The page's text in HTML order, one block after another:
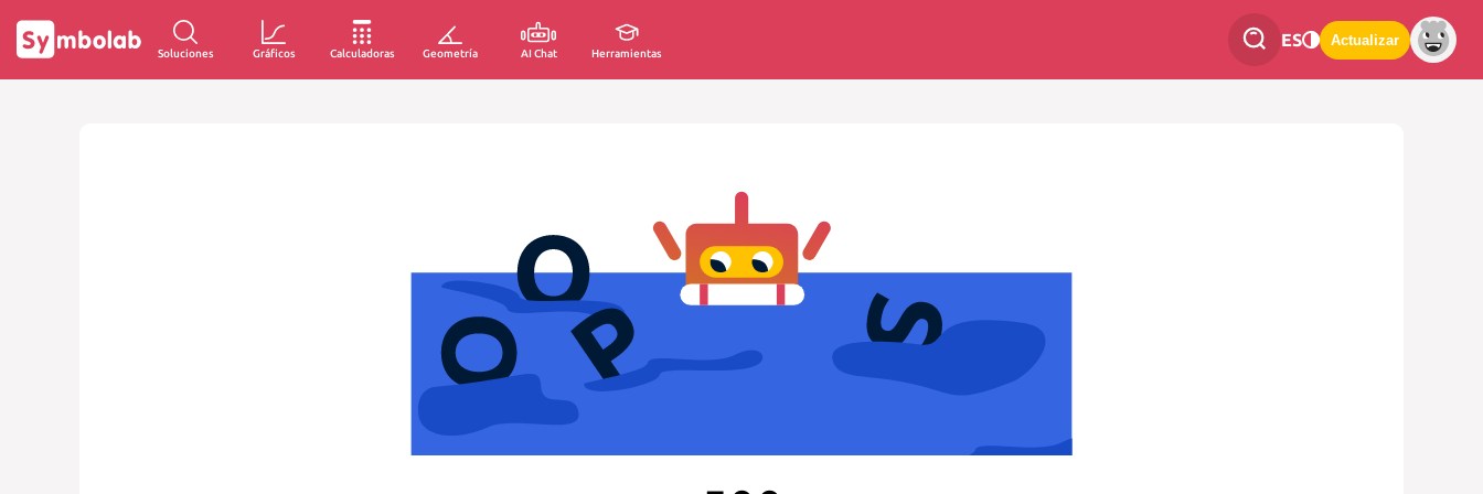
Soluciones Gráficos Calculadoras Geometría AI Chat Herramientas
ES Actualizar